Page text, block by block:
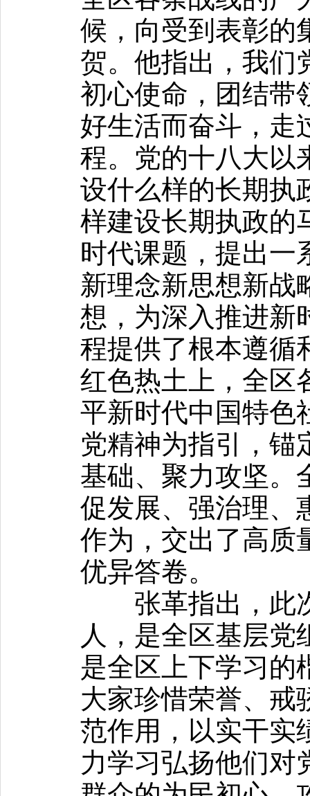
候，向受到表彰的
贺。他指出，我们
初心使命，团结带
好生活而奋斗，走
程。党的十八大以
设什么样的长期执
样建设长期执政的
时代课题，提出一
新理念新思想新战
想，为深入推进新
程提供了根本遵循
红色热土上，全区
平新时代中国特色
党精神为指引，锚
基础、聚力攻坚。
促发展、强治理、
作为，交出了高质
优异答卷。
张革指出，此
人，是全区基层党
是全区上下学习的
大家珍惜荣誉、戒
范作用，以实干实
力学习弘扬他们对